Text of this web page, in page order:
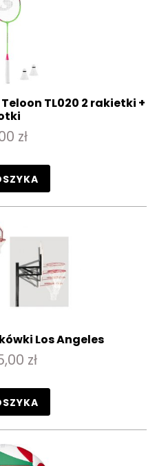
TL020 2 rakietki +
zł
Los Angeles
zł